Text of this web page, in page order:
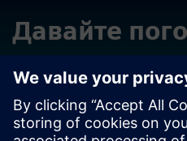
Давайте
Зверніться із запитаннями
щоб допомогти!
Зверніться до відділу